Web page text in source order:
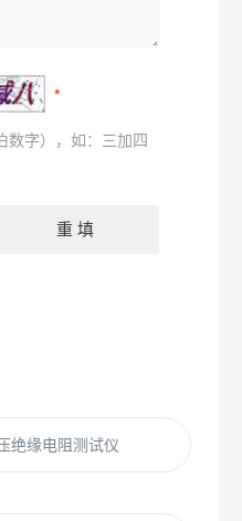
数字），如：三加四
绝缘电阻测试仪